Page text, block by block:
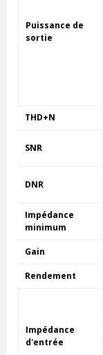
Puissance de
sortie
THD+N
SNR
DNR
Impédance
minimum
Gain
Rendement
Impédance
d'entrée